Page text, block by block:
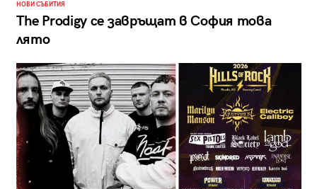
НОВИ СЪБИТИЯ
The Prodigy се завръщат в София това
лято